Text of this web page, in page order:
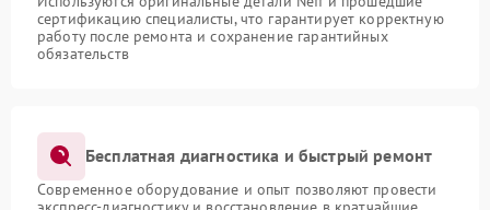
сертификацию специалисты, что гарантирует корректную
работу после ремонта и сохранение гарантийных
обязательств
Бесплатная диагностика и быстрый ремонт
Современное оборудование и опыт позволяют провести